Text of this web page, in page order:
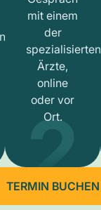
mit einem
der
spezialisierten
Ärzte,
online
oder vor
Ort.
2
TERMIN BUCHEN